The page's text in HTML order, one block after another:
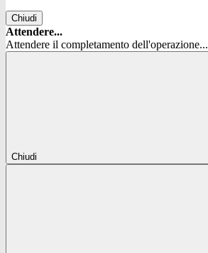
Chiudi
Attendere...
Attendere il completamento dell'operazione...
Chiudi